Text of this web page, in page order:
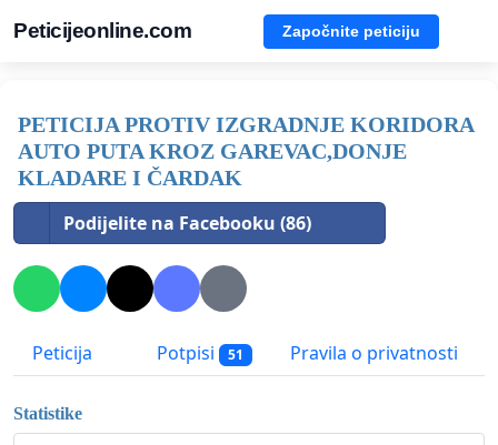
Peticijeonline.com Započnite peticiju
PETICIJA PROTIV IZGRADNJE KORIDORA
AUTO PUTA KROZ GAREVAC,DONJE
KLADARE I ČARDAK
Podijelite na Facebooku (86)
Peticija Potpisi 51 Pravila o privatnosti
Statistike